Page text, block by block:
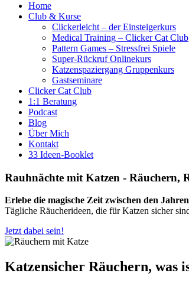
Home
Club & Kurse
Clickerleicht – der Einsteigerkurs
Medical Training – Clicker Cat Club
Pattern Games – Stressfrei Spiele
Super-Rückruf Onlinekurs
Katzenspaziergang Gruppenkurs
Gastseminare
Clicker Cat Club
1:1 Beratung
Podcast
Blog
Über Mich
Kontakt
33 Ideen-Booklet
Rauhnächte mit Katzen - Räuchern,
Erlebe die magische Zeit zwischen den
Tägliche Räucherideen, die für Katzen sicher
Jetzt dabei sein!
Katzensicher Räuchern, was